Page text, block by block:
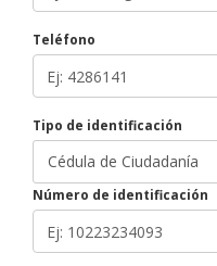
Teléfono
Tipo de identificación
Número de identificación